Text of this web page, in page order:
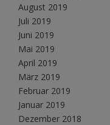
August 2019
Juli 2019
Juni 2019
Mai 2019
April 2019
März 2019
Februar 2019
Januar 2019
Dezember 2018